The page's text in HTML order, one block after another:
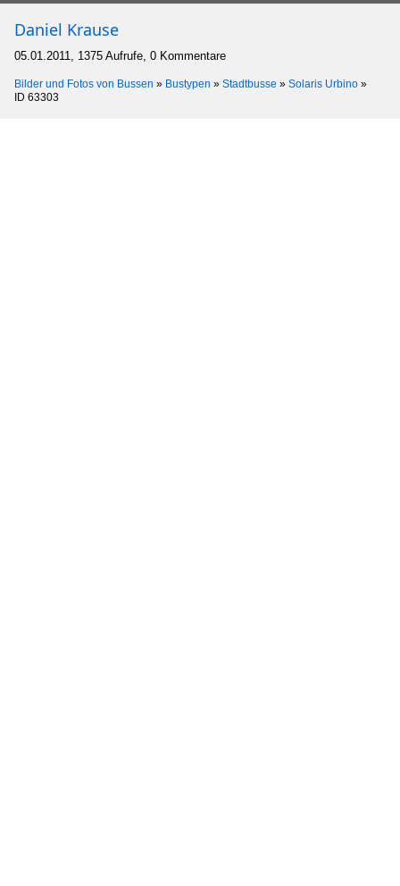
Daniel Krause
05.01.2011, 1375 Aufrufe, 0 Kommentare
Bilder und Fotos von Bussen » Bustypen » Stadtbusse » Solaris Urbino »
ID 63303